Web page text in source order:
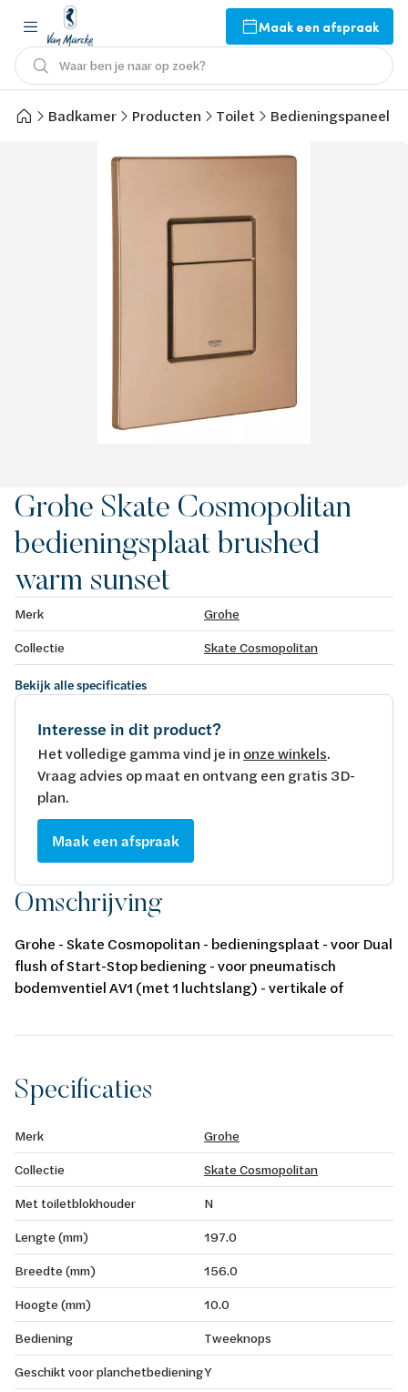
Maak een afspraak
Waar ben je naar op zoek?
Badkamer Producten Toilet Bedieningspaneel
Grohe Skate Cosmopolitan
bedieningsplaat brushed
warm sunset
Merk
Grohe
Collectie
Skate Cosmopolitan
Bekijk alle specificaties
Interesse in dit product?
Het volledige gamma vind je in onze winkels.
Vraag advies op maat en ontvang een gratis 3D-
plan.
Maak een afspraak
Omschrijving
Grohe - Skate Cosmopolitan - bedieningsplaat - voor Dual
flush of Start-Stop bediening - voor pneumatisch
bodemventiel AV1 (met 1 luchtslang) - vertikale of
warm sunset
Specificaties
Merk
Grohe
Collectie
Skate Cosmopolitan
Met toiletblokhouder
N
Lengte (mm)
197.0
Breedte (mm)
156.0
Hoogte (mm)
10.0
Bediening
Tweeknops
Geschikt voor planchetbedieningY